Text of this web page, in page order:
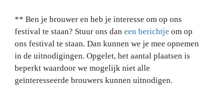
** Ben je brouwer en heb je interesse om op ons
festival te staan? Stuur ons dan een berichtje om op
ons festival te staan. Dan kunnen we je mee opnemen
in de uitnodigingen. Opgelet, het aantal plaatsen is
beperkt waardoor we mogelijk niet alle
geïnteresseerde brouwers kunnen uitnodigen.